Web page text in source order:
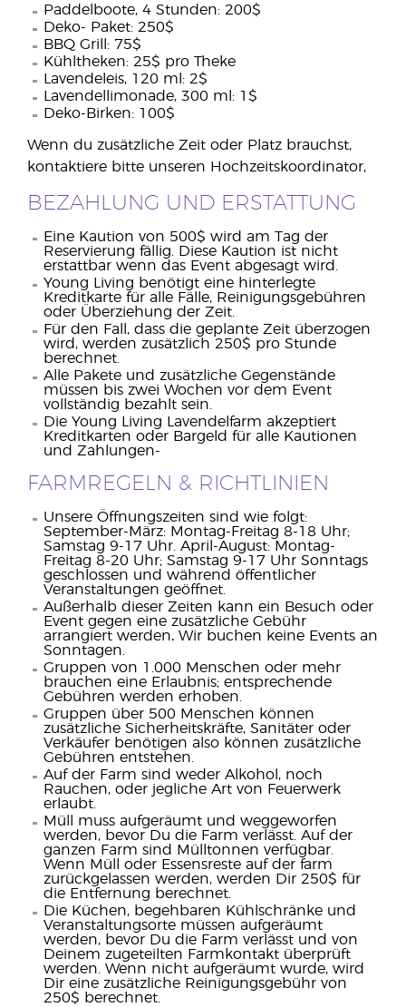
Paddelboote, 4 Stunden: 200$
Deko- Paket: 250$
BBQ Grill: 75$
Kühltheken: 25$ pro Theke
Lavendeleis, 120 ml: 2$
Lavendellimonade, 300 ml: 1$
Deko-Birken: 100$
Wenn du zusätzliche Zeit oder Platz brauchst,
kontaktiere bitte unseren Hochzeitskoordinator,
BEZAHLUNG UND ERSTATTUNG
Eine Kaution von 500$ wird am Tag der
Reservierung fällig. Diese Kaution ist nicht
erstattbar wenn das Event abgesagt wird.
Young Living benötigt eine hinterlegte
Kreditkarte für alle Fälle, Reinigungsgebühren
oder Überziehung der Zeit.
Für den Fall, dass die geplante Zeit überzogen
wird, werden zusätzlich 250$ pro Stunde
berechnet.
Alle Pakete und zusätzliche Gegenstände
müssen bis zwei Wochen vor dem Event
vollständig bezahlt sein.
Die Young Living Lavendelfarm akzeptiert
Kreditkarten oder Bargeld für alle Kautionen
und Zahlungen-
FARMREGELN & RICHTLINIEN
Unsere Öffnungszeiten sind wie folgt:
September-März: Montag-Freitag 8-18 Uhr;
Samstag 9-17 Uhr. April-August: Montag-
Freitag 8-20 Uhr; Samstag 9-17 Uhr Sonntags
geschlossen und während öffentlicher
Veranstaltungen geöffnet.
Außerhalb dieser Zeiten kann ein Besuch oder
Event gegen eine zusätzliche Gebühr
arrangiert werden. Wir buchen keine Events an
Sonntagen.
Gruppen von 1.000 Menschen oder mehr
brauchen eine Erlaubnis; entsprechende
Gebühren werden erhoben.
Gruppen über 500 Menschen können
zusätzliche Sicherheitskräfte, Sanitäter oder
Verkäufer benötigen also können zusätzliche
Gebühren entstehen.
Auf der Farm sind weder Alkohol, noch
Rauchen, oder jegliche Art von Feuerwerk
erlaubt.
Müll muss aufgeräumt und weggeworfen
werden, bevor Du die Farm verlässt. Auf der
ganzen Farm sind Mülltonnen verfügbar.
Wenn Müll oder Essensreste auf der farm
zurückgelassen werden, werden Dir 250$ für
die Entfernung berechnet.
Die Küchen, begehbaren Kühlschränke und
Veranstaltungsorte müssen aufgeräumt
werden, bevor Du die Farm verlässt und von
Deinem zugeteilten Farmkontakt überprüft
werden. Wenn nicht aufgeräumt wurde, wird
Dir eine zusätzliche Reinigungsgebühr von
250$ berechnet.